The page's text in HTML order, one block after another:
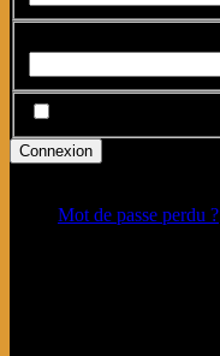
Mot de passe perdu ?